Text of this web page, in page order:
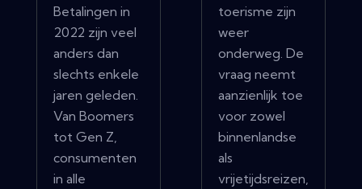
Betalingen in
2022 zijn veel
anders dan
slechts enkele
jaren geleden.
Van Boomers
tot Gen Z,
consumenten
in alle
toerisme zijn
weer
onderweg. De
vraag neemt
aanzienlijk toe
voor zowel
binnenlandse
als
vrijetijdsreizen,